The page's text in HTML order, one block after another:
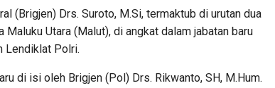
(Brigjen) Drs. Suroto, M.Si, termaktub di urutan dua
Utara (Malut), di angkat dalam jabatan baru
Lendiklat Polri.
di isi oleh Brigjen (Pol) Drs. Rikwanto, SH, M.Hum.